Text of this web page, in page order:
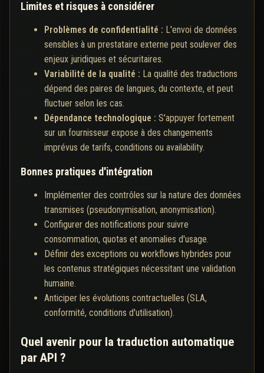
Limites et risques à considérer
Problèmes de confidentialité : L'envoi de données
sensibles à un prestataire externe peut soulever des
enjeux juridiques et sécuritaires.
Variabilité de la qualité : La qualité des traductions
dépend des paires de langues, du contexte, et peut
fluctuer selon les cas.
Dépendance technologique : S'appuyer fortement
sur un fournisseur expose à des changements
imprévus de tarifs, conditions ou availability.
Bonnes pratiques d'intégration
Implémenter des contrôles sur la nature des données
transmises (pseudonymisation, anonymisation).
Configurer des notifications pour suivre
consommation, quotas et anomalies d'usage.
Définir des exceptions ou workflows hybrides pour
les contenus stratégiques nécessitant une validation
humaine.
Anticiper les évolutions contractuelles (SLA,
conformité, conditions d'utilisation).
Quel avenir pour la traduction automatique
par API ?